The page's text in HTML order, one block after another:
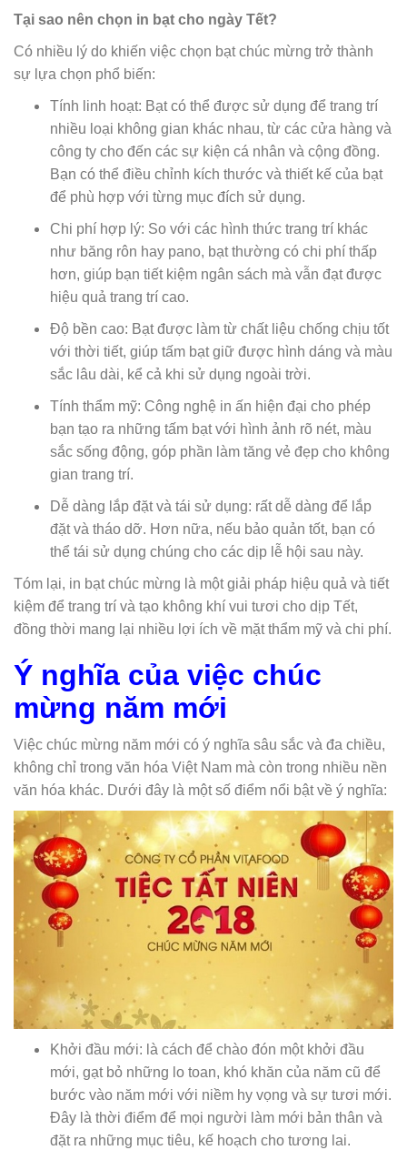
Tại sao nên chọn in bạt cho ngày Tết?
Có nhiều lý do khiến việc chọn bạt chúc mừng trở thành
sự lựa chọn phổ biến:
Tính linh hoạt: Bạt có thể được sử dụng để trang trí
nhiều loại không gian khác nhau, từ các cửa hàng và
công ty cho đến các sự kiện cá nhân và cộng đồng.
Bạn có thể điều chỉnh kích thước và thiết kế của bạt
để phù hợp với từng mục đích sử dụng.
Chi phí hợp lý: So với các hình thức trang trí khác
như băng rôn hay pano, bạt thường có chi phí thấp
hơn, giúp bạn tiết kiệm ngân sách mà vẫn đạt được
hiệu quả trang trí cao.
Độ bền cao: Bạt được làm từ chất liệu chống chịu tốt
với thời tiết, giúp tấm bạt giữ được hình dáng và màu
sắc lâu dài, kể cả khi sử dụng ngoài trời.
Tính thẩm mỹ: Công nghệ in ấn hiện đại cho phép
bạn tạo ra những tấm bạt với hình ảnh rõ nét, màu
sắc sống động, góp phần làm tăng vẻ đẹp cho không
gian trang trí.
Dễ dàng lắp đặt và tái sử dụng: rất dễ dàng để lắp
đặt và tháo dỡ. Hơn nữa, nếu bảo quản tốt, bạn có
thể tái sử dụng chúng cho các dịp lễ hội sau này.
Tóm lại, in bạt chúc mừng là một giải pháp hiệu quả và tiết
kiệm để trang trí và tạo không khí vui tươi cho dịp Tết,
đồng thời mang lại nhiều lợi ích về mặt thẩm mỹ và chi phí.
Ý nghĩa của việc chúc
mừng năm mới
Việc chúc mừng năm mới có ý nghĩa sâu sắc và đa chiều,
không chỉ trong văn hóa Việt Nam mà còn trong nhiều nền
văn hóa khác. Dưới đây là một số điểm nổi bật về ý nghĩa:
Khởi đầu mới: là cách để chào đón một khởi đầu
mới, gạt bỏ những lo toan, khó khăn của năm cũ để
bước vào năm mới với niềm hy vọng và sự tươi mới.
Đây là thời điểm để mọi người làm mới bản thân và
đặt ra những mục tiêu, kế hoạch cho tương lai.